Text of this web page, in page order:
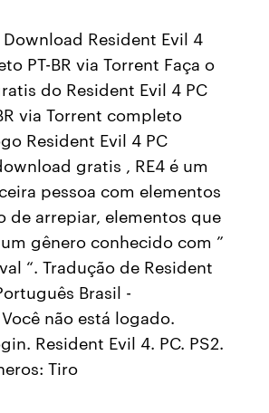
Download Resident Evil 4
PT-BR via Torrent Faça o
do Resident Evil 4 PC
via Torrent completo
Resident Evil 4 PC
gratis , RE4 é um
pessoa com elementos
de arrepiar, elementos que
gênero conhecido com ”
“. Tradução de Resident
Brasil -
não está logado.
Resident Evil 4. PC. PS2.
Tiro